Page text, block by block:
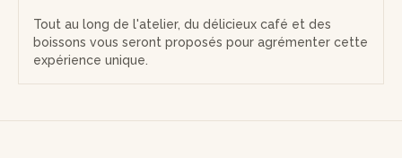
Tout au long de l'atelier, du délicieux café et des
boissons vous seront proposés pour agrémenter cette
expérience unique.